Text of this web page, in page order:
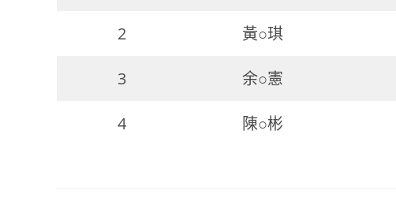
2 黃○琪
3 余○憲
4 陳○彬